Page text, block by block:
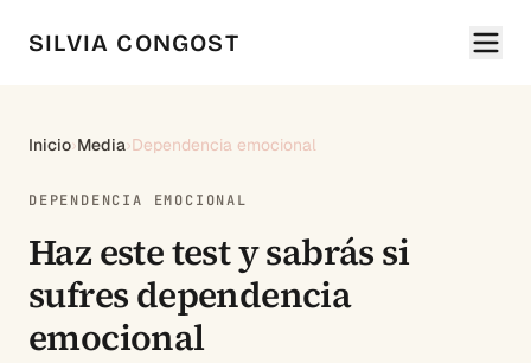
SILVIA CONGOST
Inicio›Media›Dependencia emocional
DEPENDENCIA EMOCIONAL
Haz este test y sabrás si
sufres dependencia
emocional